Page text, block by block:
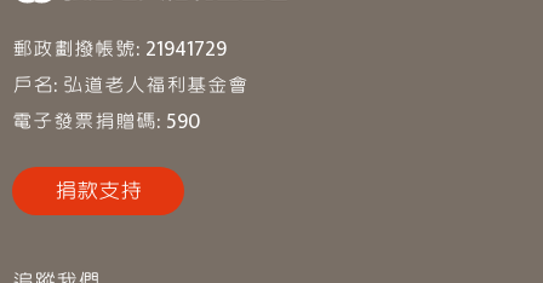
郵政劃撥帳號: 21941729
戶名: 弘道老人福利基金會
電子發票捐贈碼: 590
捐款支持